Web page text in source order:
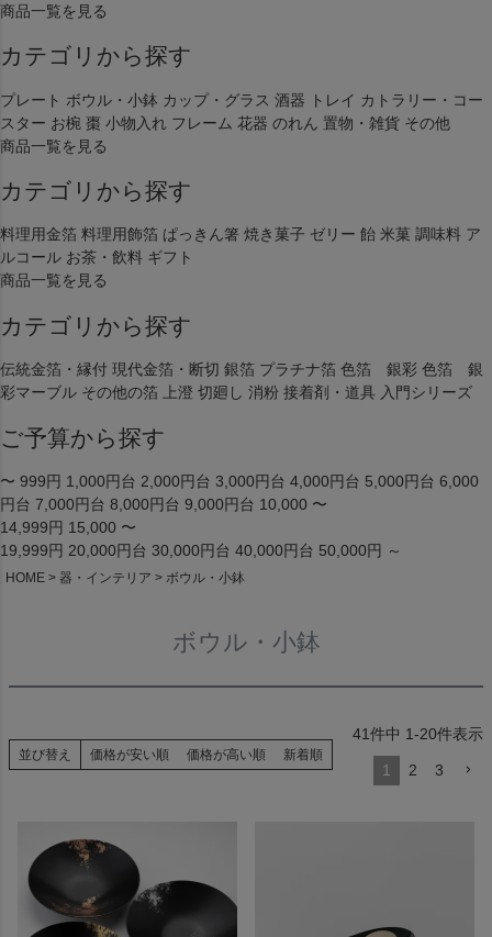
商品一覧を見る
カテゴリから探す
プレート ボウル・小鉢 カップ・グラス 酒器 トレイ カトラリー・コー
スター お椀 棗 小物入れ フレーム 花器 のれん 置物・雑貨 その他
商品一覧を見る
カテゴリから探す
料理用金箔 料理用飾箔 ぱっきん箸 焼き菓子 ゼリー 飴 米菓 調味料 ア
ルコール お茶・飲料 ギフト
商品一覧を見る
カテゴリから探す
伝統金箔・縁付 現代金箔・断切 銀箔 プラチナ箔 色箔 銀彩 色箔 銀
彩マーブル その他の箔 上澄 切廻し 消粉 接着剤・道具 入門シリーズ
ご予算から探す
〜 999円 1,000円台 2,000円台 3,000円台 4,000円台 5,000円台 6,000
円台 7,000円台 8,000円台 9,000円台 10,000 〜
14,999円 15,000 〜
19,999円 20,000円台 30,000円台 40,000円台 50,000円 ～
HOME 器・インテリア ボウル・小鉢
ボウル・小鉢
並び替え 価格が安い順 価格が高い順 新着順
41件中 1-20件表示
1 2 3